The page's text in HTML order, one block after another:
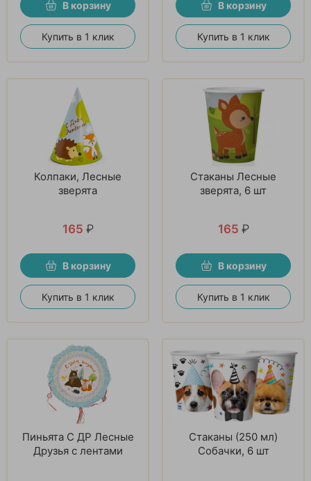
В корзину
Купить в 1 клик
В корзину
Купить в 1 клик
Колпаки, Лесные
зверята
165 ₽
В корзину
Купить в 1 клик
Стаканы Лесные
зверята, 6 шт
165 ₽
В корзину
Купить в 1 клик
Пиньята С ДР Лесные
Друзья с лентами
Стаканы (250 мл)
Собачки, 6 шт